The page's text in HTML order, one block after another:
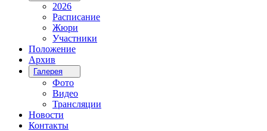
2026
Расписание
Жюри
Участники
Положение
Архив
Галерея
Фото
Видео
Трансляции
Новости
Контакты